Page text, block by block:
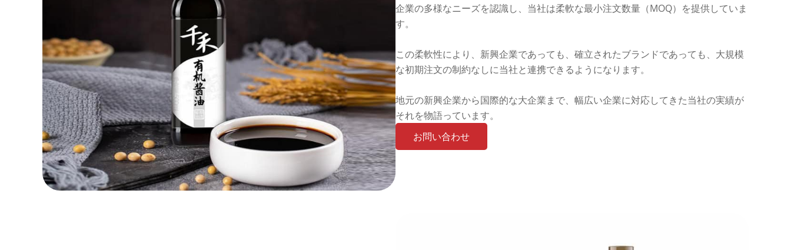
企業の多様なニーズを認識し、当社は柔軟な最小注文数量（MOQ）を提供していま
す。
この柔軟性により、新興企業であっても、確立されたブランドであっても、大規模
な初期注文の制約なしに当社と連携できるようになります。
地元の新興企業から国際的な大企業まで、幅広い企業に対応してきた当社の実績が
それを物語っています。
お問い合わせ